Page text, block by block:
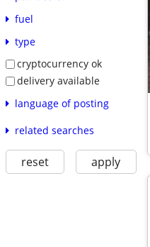
fuel
type
cryptocurrency ok
delivery available
language of posting
related searches
reset apply